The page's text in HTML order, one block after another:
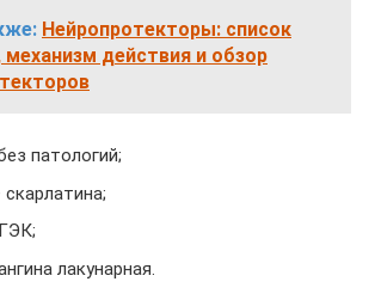
Нейропротекторы: список
механизм действия и обзор
патологий;
лакунарная.